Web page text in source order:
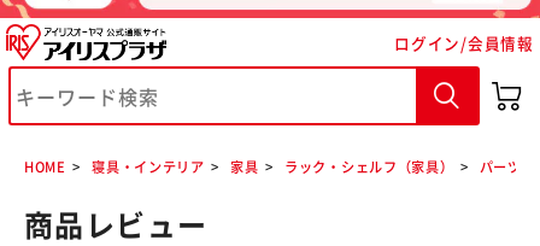
ログイン/会員情報
HOME 寝具・インテリア 家具 ラック・シェルフ（家具） パーツ各
商品レビュー
※ご確認ください
カートに入れる 購入手続きへ